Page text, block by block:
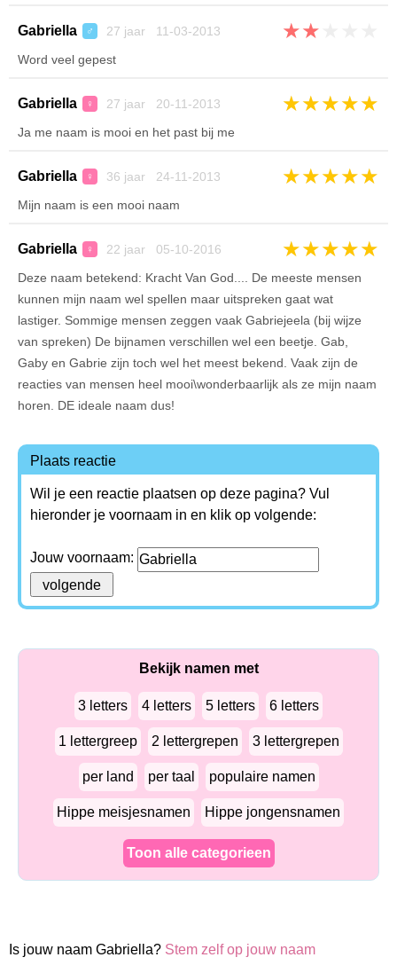
Gabriella ♂ 27 jaar 11-03-2013 ★★
Word veel gepest
Gabriella ♀ 27 jaar 20-11-2013 ★★★★★
Ja me naam is mooi en het past bij me
Gabriella ♀ 36 jaar 24-11-2013 ★★★★★
Mijn naam is een mooi naam
Gabriella ♀ 22 jaar 05-10-2016 ★★★★★
Deze naam betekend: Kracht Van God.... De meeste mensen
kunnen mijn naam wel spellen maar uitspreken gaat wat
lastiger. Sommige mensen zeggen vaak Gabriejeela (bij wijze
van spreken) De bijnamen verschillen wel een beetje. Gab,
Gaby en Gabrie zijn toch wel het meest bekend. Vaak zijn de
reacties van mensen heel mooi\wonderbaarlijk als ze mijn naam
horen. DE ideale naam dus!
Plaats reactie
Wil je een reactie plaatsen op deze pagina? Vul
hieronder je voornaam in en klik op volgende:
Jouw voornaam:
Bekijk namen met
3 letters 4 letters 5 letters 6 letters
1 lettergreep 2 lettergrepen 3 lettergrepen
per land per taal populaire namen
Hippe meisjesnamen Hippe jongensnamen
Toon alle categorieen
Is jouw naam Gabriella? Stem zelf op jouw naam